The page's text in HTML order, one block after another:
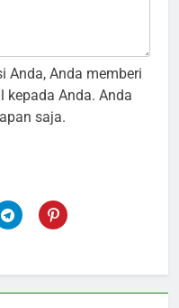
Anda, Anda memberi
Anda. Anda
saja.